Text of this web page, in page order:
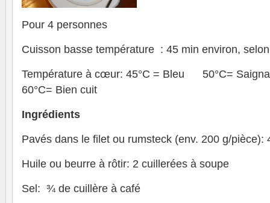
Pour 4 personnes
Cuisson basse température : 45 min environ, selon
Température à cœur: 45°C = Bleu 50°C=
60°C= Bien cuit
Ingrédients
Pavés dans le filet ou rumsteck (env. 200 g/pièce):
Huile ou beurre à rôtir: 2 cuillerées à soupe
Sel: ¾ de cuillère à café